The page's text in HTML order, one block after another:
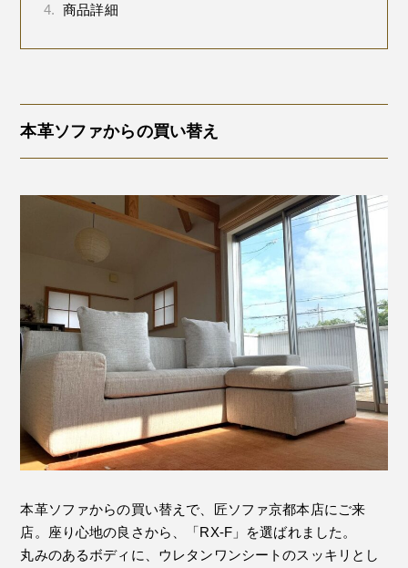
4. 商品詳細
本革ソファからの買い替え
本革ソファからの買い替えで、匠ソファ京都本店にご来
店。座り心地の良さから、「RX-F」を選ばれました。
丸みのあるボディに、ウレタンワンシートのスッキリとし